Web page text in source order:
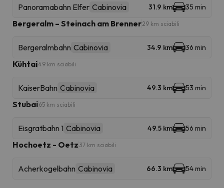
Panoramabahn Elfer Cabinovia 31.9 km 35 min
Bergeralm – Steinach am Brenner29 km sciabili
Bergeralmbahn Cabinovia 34.9 km 36 min
Kühtai49 km sciabili
KaiserBahn Cabinovia 49.3 km 53 min
Stubai65 km sciabili
Eisgratbahn 1 Cabinovia 49.5 km 56 min
Hochoetz - Oetz 37 km sciabili
Acherkogelbahn Cabinovia 66.3 km 54 min